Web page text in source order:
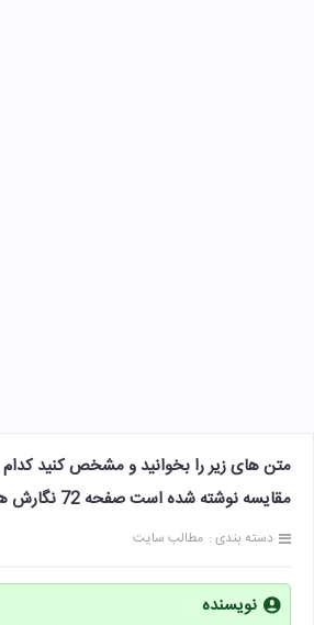
متن های زیر را بخوانید و مشخص کنید کدام
مقایسه نوشته شده است صفحه 72 نگارش هشتم
دسته بندی : مطالب سایت
نویسنده